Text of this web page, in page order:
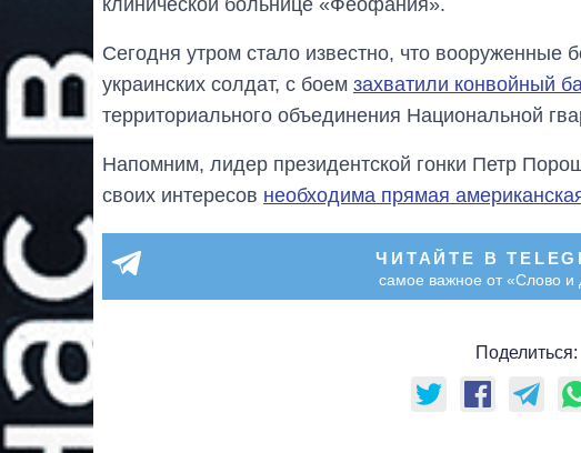
клинической больнице «Феофания».
Сегодня утром стало известно, что вооруженные
украинских солдат, с боем захватили конвойный
территориального объединения Национальной
Напомним, лидер президентской гонки Петр
своих интересов необходима прямая
ЧИТАЙТЕ В
самое важное от «Слово и
Поделиться: